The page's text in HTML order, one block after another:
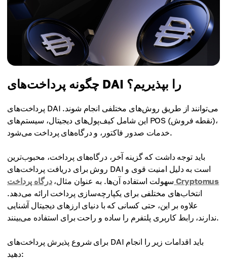
چگونه پرداخت‌های DAI را بپذیریم؟
پرداخت‌های DAI می‌توانند از طریق روش‌های مختلفی انجام شوند.
این شامل کیف‌پول‌های دیجیتال، سیستم‌های POS (نقطه فروش)،
خدمات صدور فاکتور، و درگاه‌های پرداخت می‌شود.
باید توجه داشت که گزینه آخر، درگاه‌های پرداخت، محبوب‌ترین
روش برای دریافت پرداخت‌های DAI است به دلیل امنیت قوی و
سهولت استفاده آن‌ها. به عنوان مثال، درگاه پرداخت Cryptomus
انتخاب‌های مختلفی برای یکپارچه‌سازی پرداخت ارائه می‌دهد.
علاوه بر این، حتی کسانی که با دنیای ارزهای دیجیتال آشنایی
ندارند، رابط کاربری پلتفرم را ساده و راحت برای استفاده می‌بینند.
برای شروع پذیرش پرداخت‌های DAI باید اقدامات زیر را انجام
دهید: